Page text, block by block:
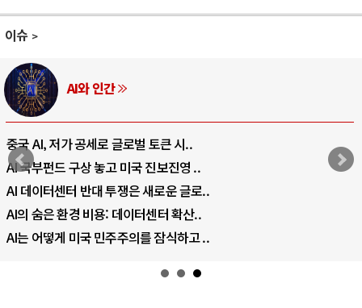
이슈
AI와 인간
중국 AI, 저가 공세로 글로벌 토큰 시..
AI 국부펀드 구상 놓고 미국 진보진영 ..
AI 데이터센터 반대 투쟁은 새로운 글로..
AI의 숨은 환경 비용: 데이터센터 확산..
AI는 어떻게 미국 민주주의를 잠식하고 ..